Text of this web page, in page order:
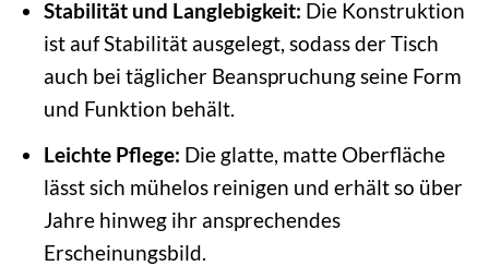
Stabilität und Langlebigkeit: Die Konstruktion
ist auf Stabilität ausgelegt, sodass der Tisch
auch bei täglicher Beanspruchung seine Form
und Funktion behält.
Leichte Pflege: Die glatte, matte Oberfläche
lässt sich mühelos reinigen und erhält so über
Jahre hinweg ihr ansprechendes
Erscheinungsbild.